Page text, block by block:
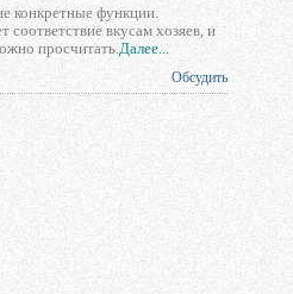
конкретные функции.
вкусам хозяев, и
просчитать.Далее...
Обсудить